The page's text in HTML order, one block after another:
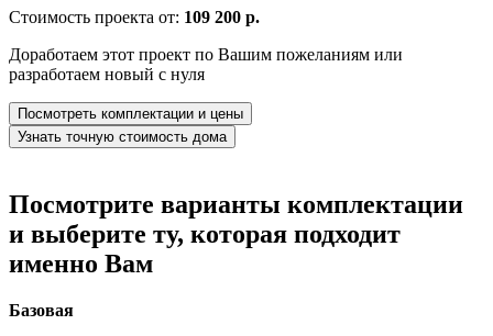
Стоимость проекта от: 109 200 р.
Доработаем этот проект по Вашим пожеланиям или
разработаем новый с нуля
Посмотреть комплектации и цены
Узнать точную стоимость дома
Посмотрите варианты комплектации
и выберите ту, которая подходит
именно Вам
Базовая